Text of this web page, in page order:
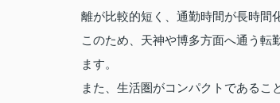
離が比較的短く、通勤時間が長時間
このため、天神や博多方面へ通う転
ます。
また、生活圏がコンパクトである